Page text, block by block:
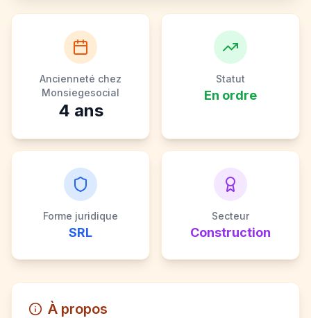
Ancienneté chez
Monsiegesocial
4 ans
Statut
En ordre
Forme juridique
SRL
Secteur
Construction
À propos